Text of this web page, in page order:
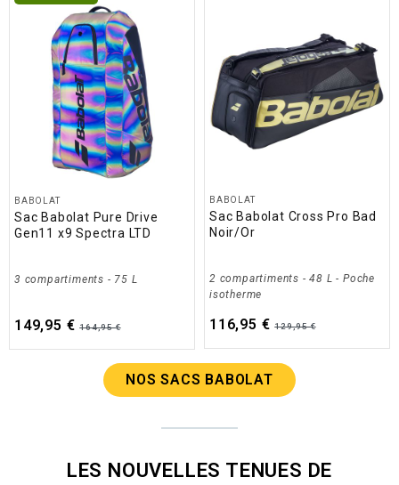
BABOLAT
Sac Babolat Pure Drive
Gen11 x9 Spectra LTD
3 compartiments - 75 L
149,95 € 164,95 €
BABOLAT
Sac Babolat Cross Pro Bad
Noir/Or
2 compartiments - 48 L - Poche
isotherme
116,95 € 129,95 €
NOS SACS BABOLAT
LES NOUVELLES TENUES DE